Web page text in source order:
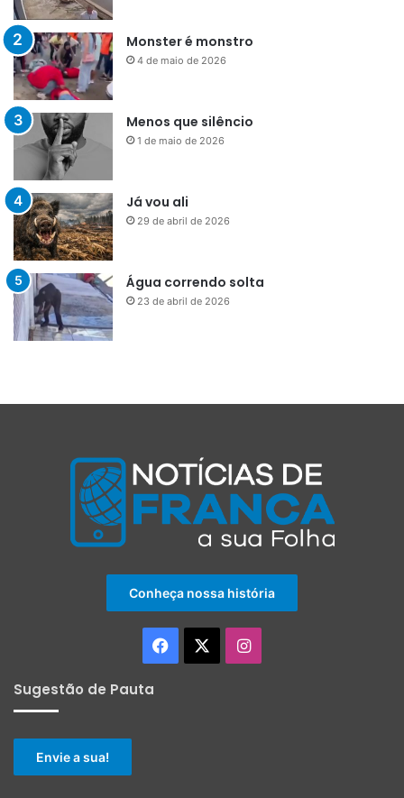
Monster é monstro
4 de maio de 2026
Menos que silêncio
1 de maio de 2026
Já vou ali
29 de abril de 2026
Água correndo solta
23 de abril de 2026
Conheça nossa história
Facebook Instagram
Sugestão de Pauta
Envie a sua!